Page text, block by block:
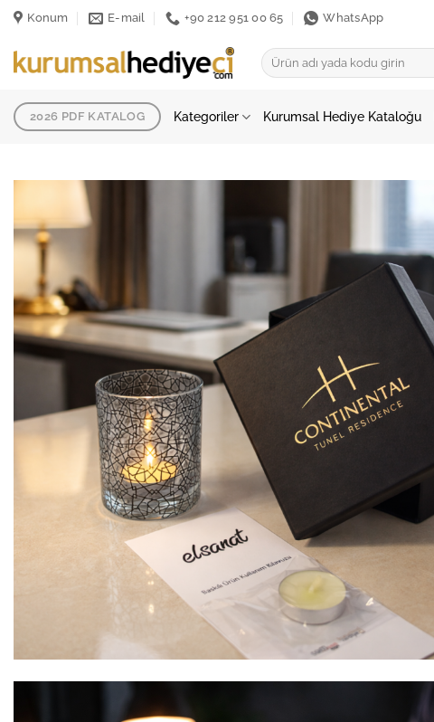
İçeriğeKonum E-mail +90 212 951 00 65 WhatsApp
Ara:
2026 PDF KATALOG Kategoriler Kurumsal Hediye Kataloğu